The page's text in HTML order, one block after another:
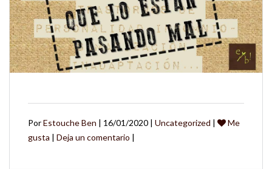
PorEstouche Ben | 16/01/2020 | Uncategorized
Me
gusta
Deja un comentario